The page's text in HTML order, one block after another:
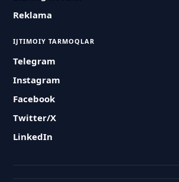
Reklama
IJTIMOIY TARMOQLAR
Telegram
Instagram
Facebook
Twitter/X
LinkedIn